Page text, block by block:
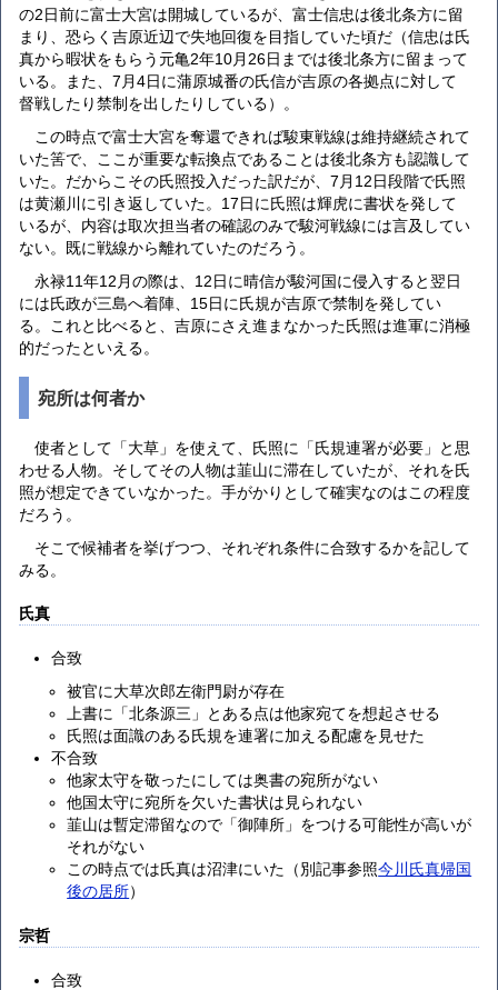
の2日前に富士大宮は開城しているが、富士信忠は後北条方に留
まり、恐らく吉原近辺で失地回復を目指していた頃だ（信忠は氏
真から暇状をもらう元亀2年10月26日までは後北条方に留まって
いる。また、7月4日に蒲原城番の氏信が吉原の各拠点に対して
督戦したり禁制を出したりしている）。
この時点で富士大宮を奪還できれば駿東戦線は維持継続されて
いた筈で、ここが重要な転換点であることは後北条方も認識して
いた。だからこその氏照投入だった訳だが、7月12日段階で氏照
は黄瀬川に引き返していた。17日に氏照は輝虎に書状を発して
いるが、内容は取次担当者の確認のみで駿河戦線には言及してい
ない。既に戦線から離れていたのだろう。
永禄11年12月の際は、12日に晴信が駿河国に侵入すると翌日
には氏政が三島へ着陣、15日に氏規が吉原で禁制を発してい
る。これと比べると、吉原にさえ進まなかった氏照は進軍に消極
的だったといえる。
宛所は何者か
使者として「大草」を使えて、氏照に「氏規連署が必要」と思
わせる人物。そしてその人物は韮山に滞在していたが、それを氏
照が想定できていなかった。手がかりとして確実なのはこの程度
だろう。
そこで候補者を挙げつつ、それぞれ条件に合致するかを記して
みる。
氏真
合致
被官に大草次郎左衛門尉が存在
上書に「北条源三」とある点は他家宛てを想起させる
氏照は面識のある氏規を連署に加える配慮を見せた
不合致
他家太守を敬ったにしては奥書の宛所がない
他国太守に宛所を欠いた書状は見られない
韮山は暫定滞留なので「御陣所」をつける可能性が高いが
それがない
この時点では氏真は沼津にいた（別記事参照今川氏真帰国
後の居所）
宗哲
合致